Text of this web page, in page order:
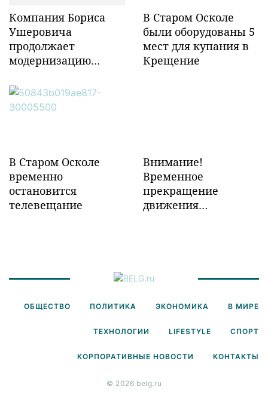
Компания Бориса
Ушеровича
продолжает
модернизацию
инфраструктуры в
Забайкалье
В Старом Осколе
были оборудованы 5
мест для купания в
Крещение
В Старом Осколе
временно
остановится
телевещание
Внимание!
Временное
прекращение
движения
ОБЩЕСТВО ПОЛИТИКА ЭКОНОМИКА В МИРЕ
ТЕХНОЛОГИИ LIFESTYLE СПОРТ
КОРПОРАТИВНЫЕ НОВОСТИ КОНТАКТЫ
© 2026 belg.ru